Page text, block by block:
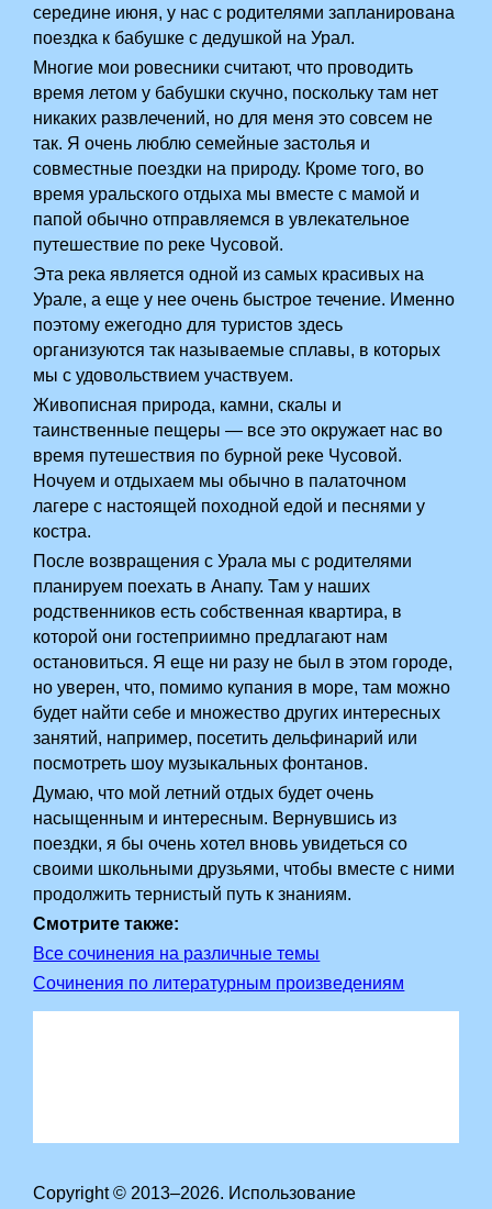
середине июня, у нас с родителями запланирована
поездка к бабушке с дедушкой на Урал.
Многие мои ровесники считают, что проводить
время летом у бабушки скучно, поскольку там нет
никаких развлечений, но для меня это совсем не
так. Я очень люблю семейные застолья и
совместные поездки на природу. Кроме того, во
время уральского отдыха мы вместе с мамой и
папой обычно отправляемся в увлекательное
путешествие по реке Чусовой.
Эта река является одной из самых красивых на
Урале, а еще у нее очень быстрое течение. Именно
поэтому ежегодно для туристов здесь
организуются так называемые сплавы, в которых
мы с удовольствием участвуем.
Живописная природа, камни, скалы и
таинственные пещеры — все это окружает нас во
время путешествия по бурной реке Чусовой.
Ночуем и отдыхаем мы обычно в палаточном
лагере с настоящей походной едой и песнями у
костра.
После возвращения с Урала мы с родителями
планируем поехать в Анапу. Там у наших
родственников есть собственная квартира, в
которой они гостеприимно предлагают нам
остановиться. Я еще ни разу не был в этом городе,
но уверен, что, помимо купания в море, там можно
будет найти себе и множество других интересных
занятий, например, посетить дельфинарий или
посмотреть шоу музыкальных фонтанов.
Думаю, что мой летний отдых будет очень
насыщенным и интересным. Вернувшись из
поездки, я бы очень хотел вновь увидеться со
своими школьными друзьями, чтобы вместе с ними
продолжить тернистый путь к знаниям.
Смотрите также:
Все сочинения на различные темы
Сочинения по литературным произведениям
Copyright © 2013–2026. Использование